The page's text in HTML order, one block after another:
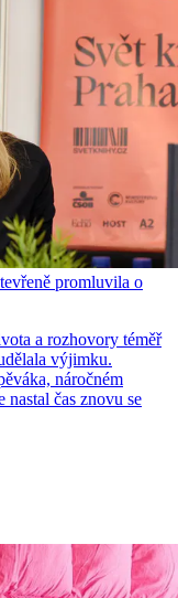
promluvila o
a rozhovory téměř
výjimku.
náročném
čas znovu se